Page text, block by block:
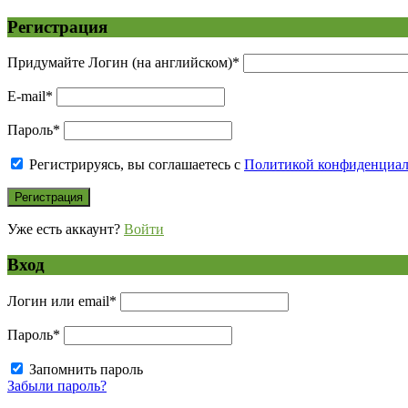
Регистрация
Придумайте Логин (на английском)*
E-mail*
Пароль*
Регистрируясь, вы соглашаетесь с Политикой
Уже есть аккаунт? Войти
Вход
Логин или email*
Пароль*
Запомнить пароль
Забыли пароль?